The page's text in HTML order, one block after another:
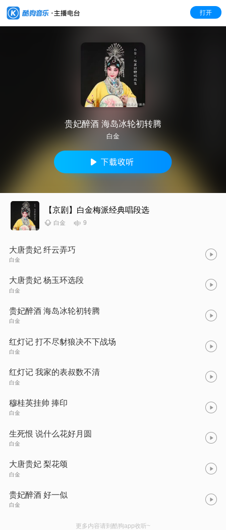
打开
贵妃醉酒 海岛冰轮初转腾
白金
【京剧】白金梅派经典唱段选
白金 9
大唐贵妃 纤云弄巧
白金
大唐贵妃 杨玉环选段
白金
贵妃醉酒 海岛冰轮初转腾
白金
红灯记 打不尽豺狼决不下战场
白金
红灯记 我家的表叔数不清
白金
穆桂英挂帅 捧印
白金
生死恨 说什么花好月圆
白金
大唐贵妃 梨花颂
白金
贵妃醉酒 好一似
白金
更多内容请到酷狗app收听~